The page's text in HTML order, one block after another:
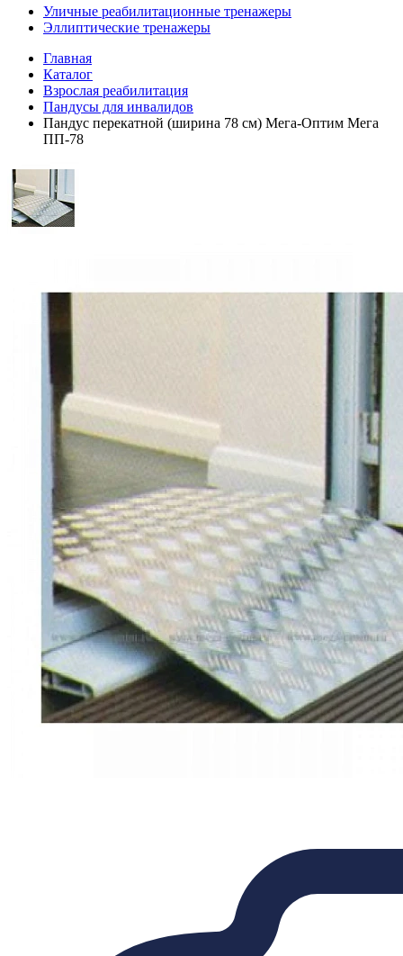
Уличные реабилитационные тренажеры
Эллиптические тренажеры
Главная
Каталог
Взрослая реабилитация
Пандусы для инвалидов
Пандус перекатной (ширина 78 см) Мега-Оптим Мега
ПП-78